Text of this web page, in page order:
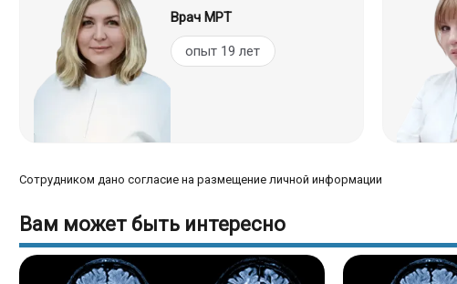
Врач МРТ
опыт 19 лет
Сотрудником дано согласие на размещение личной информации
Вам может быть интересно